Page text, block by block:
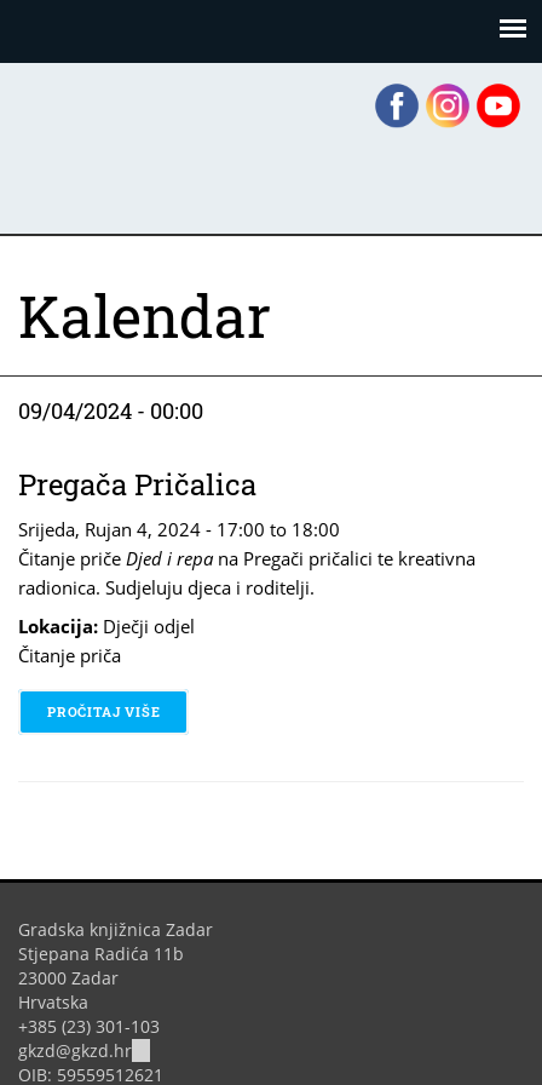
Kalendar
09/04/2024 - 00:00
Pregača Pričalica
Srijeda, Rujan 4, 2024 - 17:00 to 18:00
Čitanje priče Djed i repana Pregači pričalici te kreativna
radionica. Sudjeluju djeca i roditelji.
Lokacija: Dječji odjel
Čitanje priča
PROČITAJ VIŠE
Gradska knjižnica Zadar
Stjepana Radića 11b
23000 Zadar
Hrvatska
+385 (23) 301-103
gkzd@gkzd.hr
sends
OIB: 59559512621